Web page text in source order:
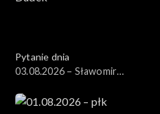
Pytanie dnia
03.08.2026 – Sławomir